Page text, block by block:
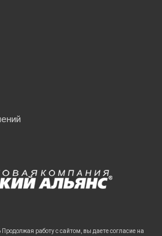
работу с сайтом, вы даете согласие на